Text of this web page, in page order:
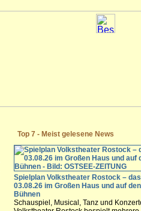
Top 7 - Meist gelesene News
Spielplan Volkstheater Rostock –
03.08.26 im Großen Haus und auf
Bühnen
Schauspiel, Musical, Tanz und